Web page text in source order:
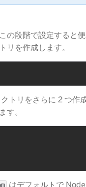
の段階で設定すると
リを作成します。
トリをさらに 2 つ作
す。
はデフォルトで